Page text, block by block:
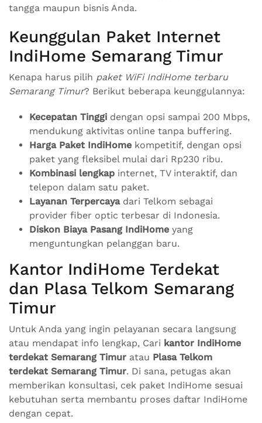
tangga maupun bisnis Anda.
Keunggulan Paket Internet
IndiHome Semarang Timur
Kenapa harus pilih paket WiFi IndiHome terbaru
Semarang Timur? Berikut beberapa keunggulannya:
Kecepatan Tinggi dengan opsi sampai 200 Mbps,
mendukung aktivitas online tanpa buffering.
Harga Paket IndiHome kompetitif, dengan opsi
paket yang fleksibel mulai dari Rp230 ribu.
Kombinasi lengkap internet, TV interaktif, dan
telepon dalam satu paket.
Layanan Terpercayadari Telkom sebagai
provider fiber optic terbesar di Indonesia.
Diskon Biaya Pasang IndiHome yang
menguntungkan pelanggan baru.
Kantor IndiHome Terdekat
dan Plasa Telkom Semarang
Timur
Untuk Anda yang ingin pelayanan secara langsung
atau mendapat info lengkap, Cari kantor IndiHome
terdekat Semarang Timur atau Plasa Telkom
terdekat Semarang Timur. Di sana, petugas akan
memberikan konsultasi, cek paket IndiHome sesuai
kebutuhan serta membantu proses daftar IndiHome
dengan cepat.